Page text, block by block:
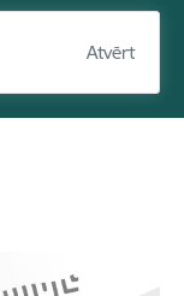
Atvērt